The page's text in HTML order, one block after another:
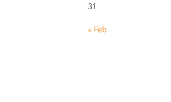
31
« Feb